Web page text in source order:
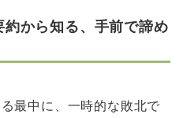
約から知る、手前で諦め
最中に、一時的な敗北で